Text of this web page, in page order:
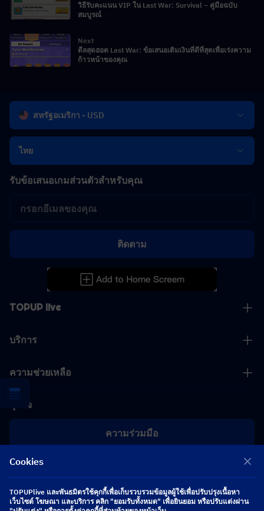
วิธีรับคะแนน VIP ใน Last War: Survival – คู่มือฉบับ
สมบูรณ์
Next
ดีลสุดฮอต Last War: ข้อเสนอเติมเงินที่ดีที่สุดเพื่อเร่งความ
ก้าวหน้าของคุณ
สหรัฐอเมริกา - USD
ไทย
TOPUP live
บริการ
ความช่วยเหลือ
ธุรกิจ
ความร่วมมือ
[email protected]
[email protected]
รับข้อเสนอเกมส่วนตัวสำหรับคุณ
ติดตาม
Cookies
TOPUPlive และพันธมิตรใช้คุกกี้เพื่อเก็บรวบรวมข้อมูลผู้ใช้เพื่อปรับปรุงเนื้อหา
เว็บไซต์ โฆษณา และบริการ คลิก "ยอมรับทั้งหมด" เพื่อยินยอม หรือปรับแต่งผ่าน